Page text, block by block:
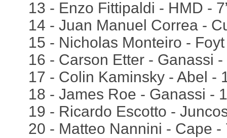
13 - Enzo Fittipaldi - HMD -
14 - Juan Manuel Correa -
15 - Nicholas Monteiro - Foyt
16 - Carson Etter - Ganassi -
17 - Colin Kaminsky - Abel -
18 - James Roe - Ganassi -
19 - Ricardo Escotto -
20 - Matteo Nannini - Cape -